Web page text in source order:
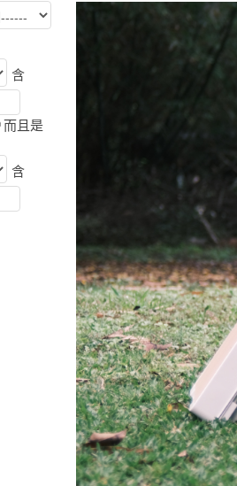
含
而且是
含